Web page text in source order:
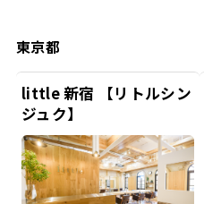
東京都
little 新宿 【リトルシン
ジュク】